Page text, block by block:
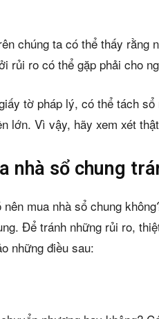
chúng ta có thể thấy rằng
rủi ro có thể gặp phải cho
tờ pháp lý, có thể tách
lớn. Vì vậy, hãy xem xét
nhà sổ chung
mua nhà sổ chung
Để tránh những rủi ro,
những điều sau: